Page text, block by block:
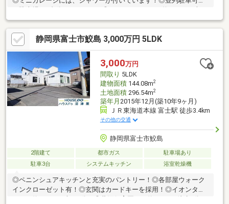
な駐車場は6台分のスペース！◎イオンタウンまで約0.9Km・車で
3分！◎ミニストップまで約490m・徒歩7分！◎ウエルシアまで約
0.9Km・車で3分！◎郵便局まで約780m・徒歩10分！※ガレージの
幅は約1.9ｍとなります。※掲載画像右下に【AI修正】のロゴの付
いた画像は、現況家具等有ります。売主様のプライバシーに配慮
しCG加工により家具等消去した画像となり、現況との相違がある
場合は現況を優先致します。※設備の内容・状況等は現況を優先
致します。
静岡県富士市鮫島 3,000万円 5LDK
3,000万円
間取り 5LDK
建物面積144.08m2
土地面積296.54m2
築年月 2015年12月(築10年9ヶ月)
ＪＲ東海道本線 富士駅 徒歩3.4km
その他の交通
静岡県富士市鮫島
2階建て 都市ガス
駐車場あり
駐車3台
システムキッチン 浴室乾燥機
◎ペニンシュアキッチンと充実のパントリー！◎各部屋ウォーク
インクローゼット有！◎玄関はカードキーを採用！◎イオンタウ